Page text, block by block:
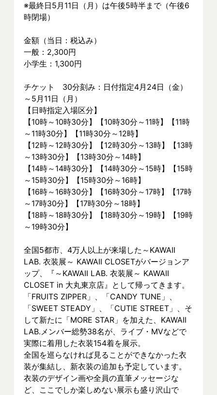
※最終日5月11日（月）は午後5時半まで（午後6
時閉場）
金額（当日：税込み）
一般：2,300円
小学生：1,300円
チケット　30分刻み：日付指定4月24日（金）
～5月11日（月）
【日時指定入場区分】
【10時～10時30分】【10時30分～11時】【11時
～11時30分】【11時30分～12時】
【12時～12時30分】【12時30分～13時】【13時
～13時30分】【13時30分～14時】
【14時～14時30分】【14時30分～15時】【15時
～15時30分】【15時30分～16時】
【16時～16時30分】【16時30分～17時】【17時
～17時30分】【17時30分～18時】
【18時～18時30分】【18時30分～19時】【19時
～19時30分】
全国5都市、4万⼈以上が来場した～KAWAII
LAB. 衣装展～ KAWAII CLOSETがバージョンア
ップ、『～KAWAII LAB. 衣装展～ KAWAII
CLOSET in 大丸東京店』として帰ってきます。
「FRUITS ZIPPER」、「CANDY TUNE」、
「SWEET STEADY」、「CUTIE STREET」、そ
して新たに「MORE STAR」を加えた、KAWAII
LAB.メンバー総勢38名が、ライブ・MVなどで
実際に着⽤した衣装154着を展示。
全国を巡らなければ見ることができなかった衣
装が集結し、新⾐装の追加も予定しています。
衣装のデザイン画や全員の直筆メッセージな
ど、ここでしか楽しめない展示も盛り沢山で